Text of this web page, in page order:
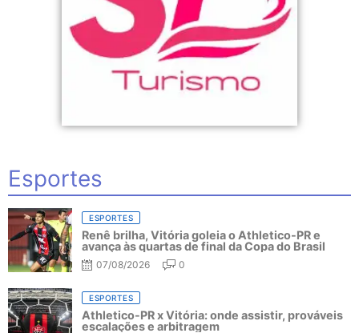
Esportes
ESPORTES
Renê brilha, Vitória goleia o Athletico-PR e
avança às quartas de final da Copa do Brasil
07/08/2026 0
ESPORTES
Athletico-PR x Vitória: onde assistir, prováveis
escalações e arbitragem